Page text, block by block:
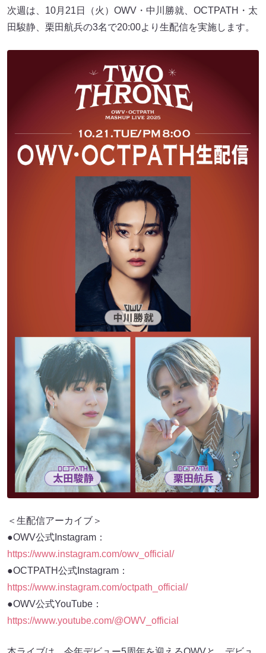
次週は、10月21日（火）OWV・中川勝就、OCTPATH・太
田駿静、栗田航兵の3名で20:00より生配信を実施します。
＜生配信アーカイブ＞
●OWV公式Instagram：
https://www.instagram.com/owv_official/
●OCTPATH公式Instagram：
https://www.instagram.com/octpath_official/
●OWV公式YouTube：
https://www.youtube.com/@OWV_official